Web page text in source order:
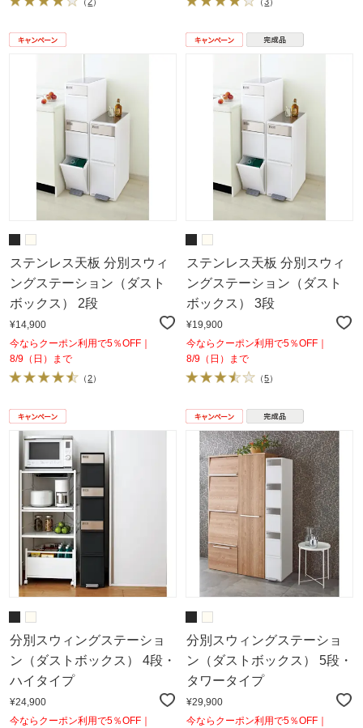
ステンレス天板 分別スウィ
ングステーション（ダスト
ボックス） 2段
¥14,900
今ならクーポン利用で5％OFF｜
8/9（日）まで
（2）
ステンレス天板 分別スウィ
ングステーション（ダスト
ボックス） 3段
¥19,900
今ならクーポン利用で5％OFF｜
8/9（日）まで
（5）
分別スウィングステーショ
ン（ダストボックス） 4段・
ハイタイプ
¥24,900
今ならクーポン利用で5％OFF｜
分別スウィングステーショ
ン（ダストボックス） 5段・
タワータイプ
¥29,900
今ならクーポン利用で5％OFF｜